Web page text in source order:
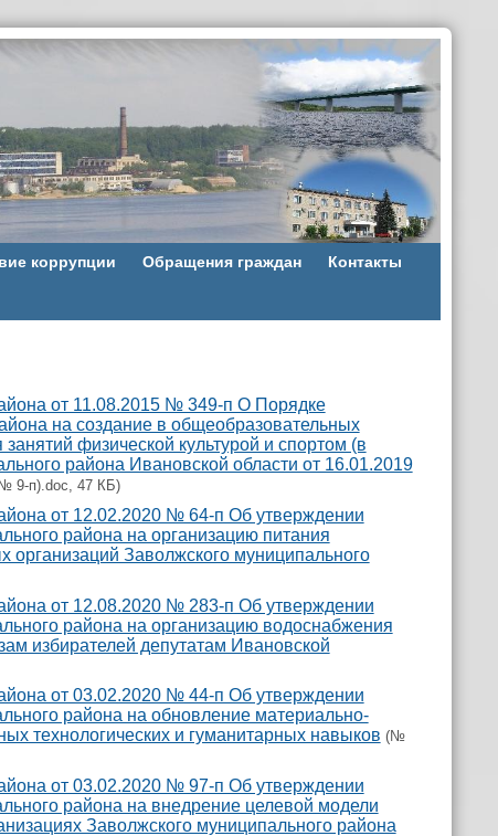
коррупции Обращения граждан Контакты
от 11.08.2015 № 349-п О Порядке
на создание в общеобразовательных
физической культурой и спортом (в
района Ивановской области от 16.01.2019
9-п).doc, 47 КБ)
от 12.02.2020 № 64-п Об утверждении
района на организацию питания
Заволжского муниципального
от 12.08.2020 № 283-п Об утверждении
района на организацию водоснабжения
избирателей депутатам Ивановской
от 03.02.2020 № 44-п Об утверждении
района на обновление материально-
технологических и гуманитарных навыков (№
от 03.02.2020 № 97-п Об утверждении
района на внедрение целевой модели
Заволжского муниципального района